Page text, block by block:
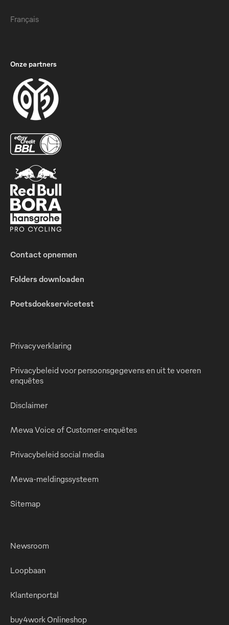
Français
Onze partners
Contact opnemen
Folders downloaden
Poetsdoekservicetest
Privacyverklaring
Privacybeleid voor persoonsgegevens en uit te voeren
enquêtes
Disclaimer
Mewa Voice of Customer-enquêtes
Privacybeleid social media
Mewa-meldingssysteem
Sitemap
Newsroom
Loopbaan
Klantenportal
buy4work Onlineshop